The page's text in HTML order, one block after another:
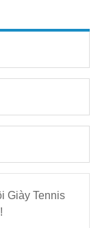
Giày Tennis